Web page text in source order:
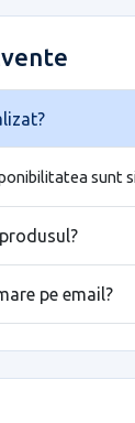
sunt
pe email?